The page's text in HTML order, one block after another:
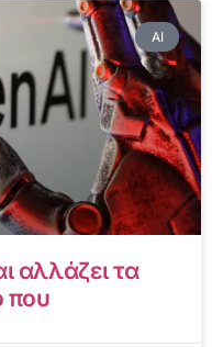
AI
αλλάζει τα
που